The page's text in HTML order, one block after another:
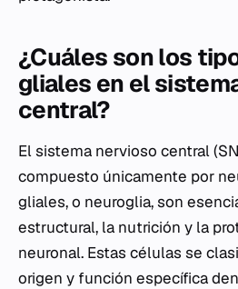
¿Cuáles son los
gliales en el
central?
El sistema nervioso central
compuesto únicamente por
gliales, o neuroglia, son
estructural, la nutrición y la
neuronal. Estas células se
origen y función específica